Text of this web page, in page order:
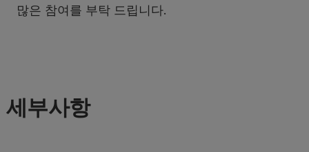
세부사항